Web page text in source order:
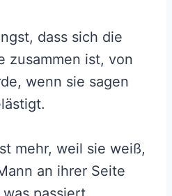
dass sich die
zusammen ist, von
wenn sie sagen
mehr, weil sie weiß,
an ihrer Seite